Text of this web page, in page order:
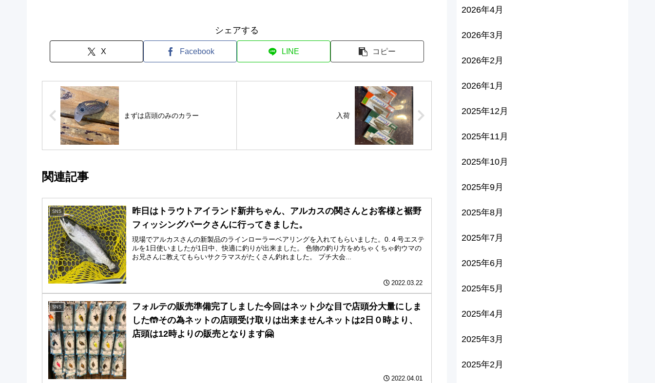
シェアする
X Facebook LINE コピー
まずは店頭のみのカラー 入荷
関連記事
SNS
昨日はトラウトアイランド新井ちゃん、アルカスの関さんとお客様と裾野
フィッシングパークさんに行ってきました。
現場でアルカスさんの新製品のラインローラーベアリングを入れてもらいました。0.４号エステ
ルを1日使いましたが1日中、快適に釣りが出来ました。 色物の釣り方をめちゃくちゃ釣ウマの
お兄さんに教えてもらいサクラマスがたくさん釣れました。 プチ大会...
2022.03.22
SNS
フォルテの販売準備完了しました今回はネット少な目で店頭分大量にしま
した🤲その為ネットの店頭受け取りは出来ませんネットは2日０時より、
店頭は12時よりの販売となります🤗
2022.04.01
2026年4月
2026年3月
2026年2月
2026年1月
2025年12月
2025年11月
2025年10月
2025年9月
2025年8月
2025年7月
2025年6月
2025年5月
2025年4月
2025年3月
2025年2月